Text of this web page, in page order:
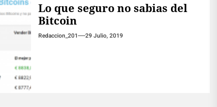
Lo que seguro no sabias del
Bitcoin
Redaccion_201 29 Julio, 2019